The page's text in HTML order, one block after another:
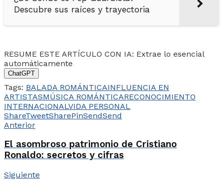
Descubre sus raíces y trayectoria
RESUME ESTE ARTÍCULO CON IA: Extrae lo esencial
automáticamente
ChatGPT
Tags: BALADA ROMÁNTICAINFLUENCIA EN
ARTISTASMÚSICA ROMÁNTICARECONOCIMIENTO
INTERNACIONALVIDA PERSONAL
ShareTweetSharePinSendSend
Anterior
El asombroso patrimonio de Cristiano
Ronaldo: secretos y cifras
Siguiente